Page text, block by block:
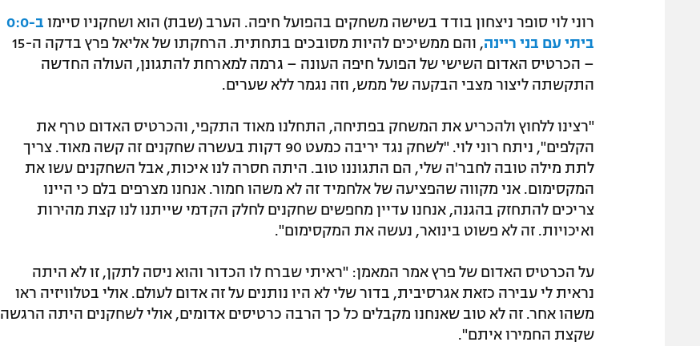
רוני לוי סופר ניצחון בודד בשישה משחקים בהפועל חיפה. הערב (שבת) הוא ושחקניו סיימו
ב-0:0
ביתי עם בני ריינה
, והם ממשיכים להיות מסובכים בתחתית. הרחקתו של אליאל פרץ בדקה ה-15
– הכרטיס האדום השישי של הפועל חיפה העונה – גרמה למארחת להתגונן, העולה החדשה
התקשתה ליצור מצבי הבקעה של ממש, וזה נגמר ללא שערים.
"רצינו ללחוץ ולהכריע את המשחק בפתיחה, התחלנו מאוד התקפי, והכרטיס האדום טרף את
הקלפים", ניתח רוני לוי. "לשחק נגד יריבה כמעט 90 דקות בעשרה שחקנים זה קשה מאוד. צריך
לתת מילה טובה לחבר'ה שלי, הם התגוננו טוב. היתה חסרה לנו איכות, אבל השחקנים עשו את
המקסימום. אני מקווה שהפציעה של אלחמיד זה לא משהו חמור. אנחנו מצרפים בלם כי היינו
צריכים להתחזק בהגנה, אנחנו עדיין מחפשים שחקנים לחלק הקדמי שייתנו לנו קצת מהירות
ואיכויות. זה לא פשוט בינואר, נעשה את המקסימום".
על הכרטיס האדום של פרץ אמר המאמן: "ראיתי שברח לו הכדור והוא ניסה לתקן, זו לא היתה
נראית לי עבירה כזאת אגרסיבית, בדור שלי לא היו נותנים על זה אדום לעולם. אולי בטלוויזיה ראו
משהו אחר. זה לא טוב שאנחנו מקבלים כל כך הרבה כרטיסים אדומים, אולי לשחקנים היתה הרגשה
שקצת החמירו איתם".